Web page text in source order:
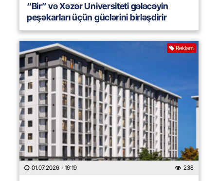
“Bir” və Xəzər Universiteti gələcəyin
peşəkarları üçün güclərini birləşdirir
Reklam
01.07.2026 - 16:19 238